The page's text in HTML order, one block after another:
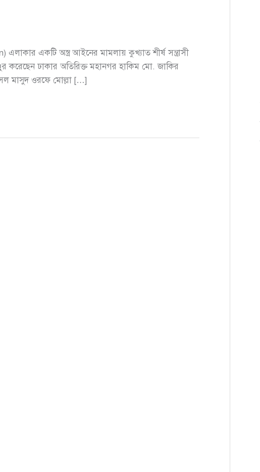
একটি অস্ত্র আইনের মামলায় কুখ্যাত শীর্ষ সন্ত্রাসী
করেছেন ঢাকার অতিরিক্ত মহানগর হাকিম মো. জাকির
মাসুদ ওরফে মোল্লা […]